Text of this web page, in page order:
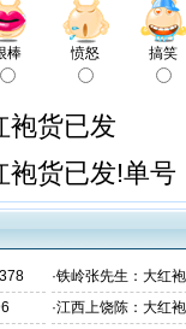
棒 愤怒 搞笑
袍货已发
货已发!单号
·铁岭张先生：大红
·江西上饶陈：大红